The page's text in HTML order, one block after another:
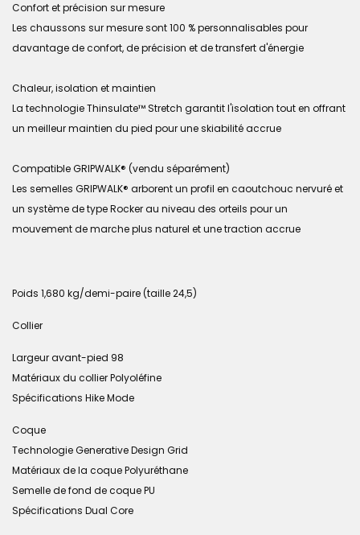
Confort et précision sur mesure
Les chaussons sur mesure sont 100 % personnalisables pour
davantage de confort, de précision et de transfert d'énergie
Chaleur, isolation et maintien
La technologie Thinsulate™ Stretch garantit l'isolation tout en offrant
un meilleur maintien du pied pour une skiabilité accrue
Compatible GRIPWALK® (vendu séparément)
Les semelles GRIPWALK® arborent un profil en caoutchouc nervuré et
un système de type Rocker au niveau des orteils pour un
mouvement de marche plus naturel et une traction accrue
Poids 1,680 kg/demi-paire (taille 24,5)
Collier
Largeur avant-pied 98
Matériaux du collier Polyoléfine
Spécifications Hike Mode
Coque
Technologie Generative Design Grid
Matériaux de la coque Polyuréthane
Semelle de fond de coque PU
Spécifications Dual Core